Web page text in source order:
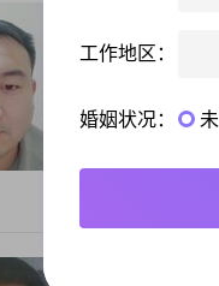
性别：
婚况：
离异
想找一个能走
人诚实，心
工作地区：
婚姻状况：